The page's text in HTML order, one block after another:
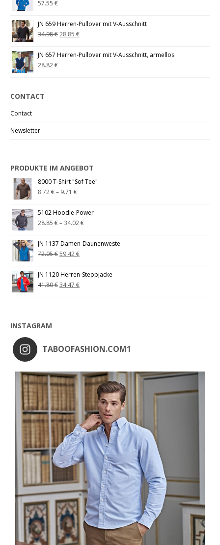
57.55€
JN 659 Herren-Pullover mit V-Ausschnitt
34.98€28.85€
JN 657 Herren-Pullover mit V-Ausschnitt, ärmellos
28.82€
CONTACT
Contact
Newsletter
PRODUKTE IM ANGEBOT
8000 T-Shirt "Sof Tee"
8.72€– 9.71€
5102 Hoodie-Power
28.85€–34.02€
JN 1137 Damen-Daunenweste
72.05€59.42€
JN 1120 Herren-Steppjacke
41.80€34.47€
INSTAGRAM
TABOOFASHION.COM1